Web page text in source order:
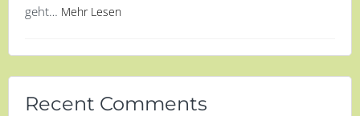
geht… Mehr Lesen
Recent Comments